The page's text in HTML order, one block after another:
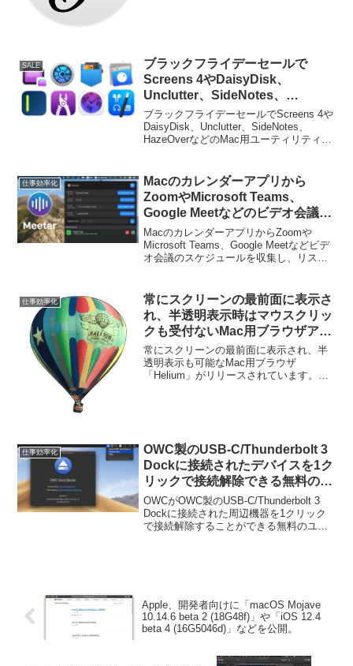
SALE
ブラックフライデーセールで
Screens 4やDaisyDisk、
Unclutter、SideNotes、
HazeOverなどのMac用ユーティ
リティが特別価格で販売中。
ブラックフライデーセールでScreens 4や
DaisyDisk、Unclutter、SideNotes、
HazeOverなどのMac用ユーティリティが
仕事効率化
Macのカレンダーアプリから
ZoomやMicrosoft Teams、
Google Meetなどのビデオ会議の
スケジュールを収集してメニュー
バーに表示してくれるアプリ
「Meeter」がリリース。
MacのカレンダーアプリからZoomや
Microsoft Teams、Google Meetなどビデ
オ会議のスケジュールを収集し、リスト
す。詳細は以下から。
仕事効率化
常にスクリーンの最前面に表示さ
れ、半透明表示時はマウスクリッ
クも受付ないMac用ブラウザアプ
リ「Helium」がリリース。
常にスクリーンの最前面に表示され、半
透明表示も可能なMac用ブラウザ
「Helium」がリリースされています。詳
仕事効率化
OWC製のUSB-C/Thunderbolt 3
Dockに接続されたデバイスを1ク
リックで接続解除できる無料のユ
ーティリティアプリ「OWC Dock
Ejector for Mac/Win」が公開。
OWCがOWC製のUSB-C/Thunderbolt 3
Dockに接続された周辺機器を1クリック
で接続解除することができる無料のユー
Apple、開発者向けに「macOS Mojave
10.14.6 beta 2 (18G48f)」や「iOS 12.4
beta 4 (16G5046d)」などを公開。